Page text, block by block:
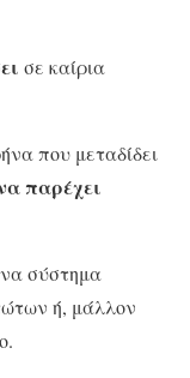
σε καίρια
που μεταδίδει
παρέχει
σύστημα
ή, μάλλον